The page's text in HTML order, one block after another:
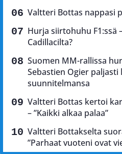
Valtteri Bottas nappasi
Hurja siirtohuhu F1:ssä
Cadillacilta?
Suomen MM-rallissa
Sebastien Ogier
suunnitelmansa
Valtteri Bottas kertoi
– ”Kaikki alkaa palaa”
Valtteri Bottakselta
”Parhaat vuoteni ovat